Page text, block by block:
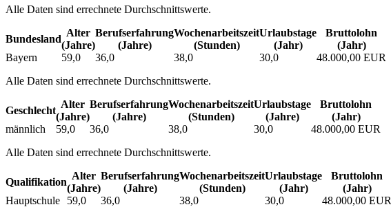
Alle Daten sind errechnete Durchschnittswerte.
Bundesland
Alter
(Jahre)
Berufs­erfahrung
(Jahre)
Wochen­arbeitszeit
(Stunden)
Urlaubs­tage
(Jahr)
Bruttolohn
(Jahr)
Bayern
59,0 36,0 38,0 30,0
48.000,00 EUR
Alle Daten sind errechnete Durchschnittswerte.
Geschlecht
Alter
(Jahre)
Berufs­erfahrung
(Jahre)
Wochen­arbeitszeit
(Stunden)
Urlaubs­tage
(Jahre)
Bruttolohn
(Jahr)
männlich
59,0 36,0 38,0 30,0
48.000,00 EUR
Alle Daten sind errechnete Durchschnittswerte.
Qualifikation
Alter
(Jahre)
Berufs­erfahrung
(Jahre)
Wochen­arbeitszeit
(Stunden)
Urlaubs­tage
(Jahr)
Bruttolohn
(Jahr)
Hauptschule
59,0 36,0 38,0 30,0 48.000,00 EUR